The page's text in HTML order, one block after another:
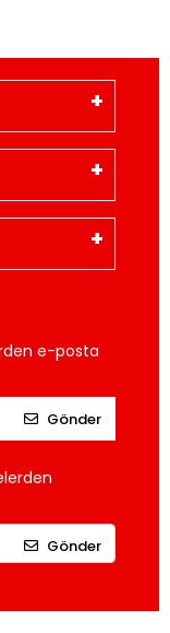
e-posta
Gönder
Gönder